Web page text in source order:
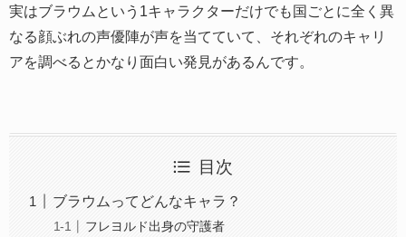
実はブラウムという1キャラクターだけでも国ごとに全く異
なる顔ぶれの声優陣が声を当てていて、それぞれのキャリ
アを調べるとかなり面白い発見があるんです。
目次
ブラウムってどんなキャラ？
フレヨルド出身の守護者